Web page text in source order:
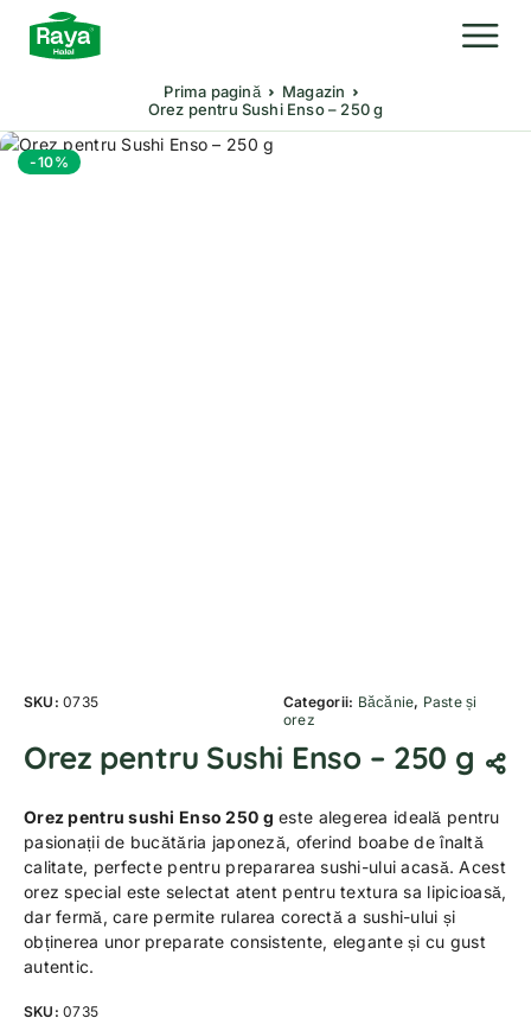
Prima pagină
Magazin
Orez pentru Sushi Enso – 250 g
-10%
SKU:0735 Categorii: Băcănie, Paste și
orez
Orez pentru Sushi Enso – 250 g
Orez pentru sushi Enso 250 g este alegerea ideală pentru
pasionații de bucătăria japoneză, oferind boabe de înaltă
calitate, perfecte pentru prepararea sushi-ului acasă. Acest
orez special este selectat atent pentru textura sa lipicioasă,
dar fermă, care permite rularea corectă a sushi-ului și
obținerea unor preparate consistente, elegante și cu gust
autentic.
SKU:0735